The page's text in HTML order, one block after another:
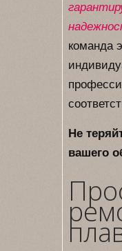
команда
Не
вашего